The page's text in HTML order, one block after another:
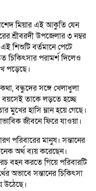
মিয়ার এই আকুতি যেন
শ্রীবরদী উপজেলার ৩ নম্বর
এই শিশুটি বর্তমানে পেটে
চিকিৎসার পরামর্শ দিলেও
পড়েছে।
বন্ধুদের সঙ্গে খেলাধুলা
তাকে লড়তে হচ্ছে
মুখের হাসি ম্লান হয়ে গেছে।
জীবনে ফিরে যাওয়া।
পরিবারের মানুষ। সন্তানের
অর্থ ব্যয় করেছেন।
বহন করতে গিয়ে পরিবারটি
অভাবে সন্তানের চিকিৎসা
উঠেছে।